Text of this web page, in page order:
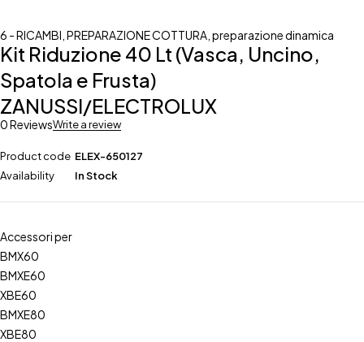
6 - RICAMBI PREPARAZIONE COTTURA preparazione dinamica
Kit Riduzione 40 Lt (Vasca, Uncino,
Spatola e Frusta)
ZANUSSI/ELECTROLUX
0 ReviewsWrite a review
Product code ELEX-650127
Availability
In Stock
Accessori per
BMX60
BMXE60
XBE60
BMXE80
XBE80